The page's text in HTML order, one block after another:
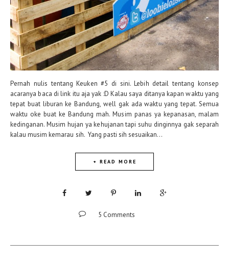
Pernah nulis tentang Keuken #5 di sini. Lebih detail tentang konsep
acaranya baca di link itu aja yak :D Kalau saya ditanya kapan waktu yang
tepat buat liburan ke Bandung, well gak ada waktu yang tepat. Semua
waktu oke buat ke Bandung mah. Musim panas ya kepanasan, malam
kedinganan. Musim hujan ya kehujanan tapi suhu dinginnya gak separah
kalau musim kemarau sih. Yang pasti sih sesuaikan...
+ READ MORE
5 Comments